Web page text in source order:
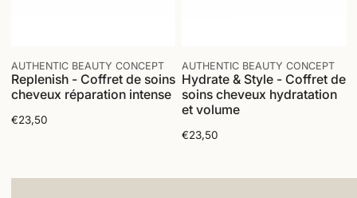
l
:
AJOUTER AU PANIER
AUTHENTIC BEAUTY CONCEPT
Replenish - Coffret de soins
cheveux réparation intense
Prix
€23,50
AJOUTER AU PANIER
AUTHENTIC BEAUTY CONCEPT
Hydrate & Style - Coffret de
soins cheveux hydratation
et volume
Prix
€23,50